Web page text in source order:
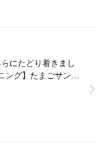
にたどり着きまし